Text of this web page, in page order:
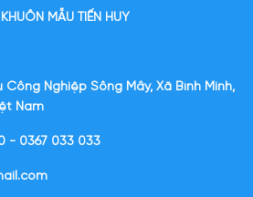
MẪU TIẾN HUY
Nghiệp Sông Mây, Xã Bình Minh,
Nam
- 0367 033 033